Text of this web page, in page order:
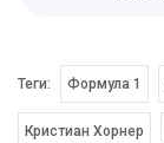
Теги: Формула 1
Кристиан Хорнер